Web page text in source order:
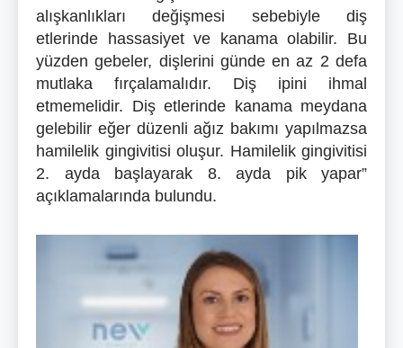
alışkanlıkları değişmesi sebebiyle diş
etlerinde hassasiyet ve kanama olabilir. Bu
yüzden gebeler, dişlerini günde en az 2 defa
mutlaka fırçalamalıdır. Diş ipini ihmal
etmemelidir. Diş etlerinde kanama meydana
gelebilir eğer düzenli ağız bakımı yapılmazsa
hamilelik gingivitisi oluşur. Hamilelik gingivitisi
2. ayda başlayarak 8. ayda pik yapar”
açıklamalarında bulundu.